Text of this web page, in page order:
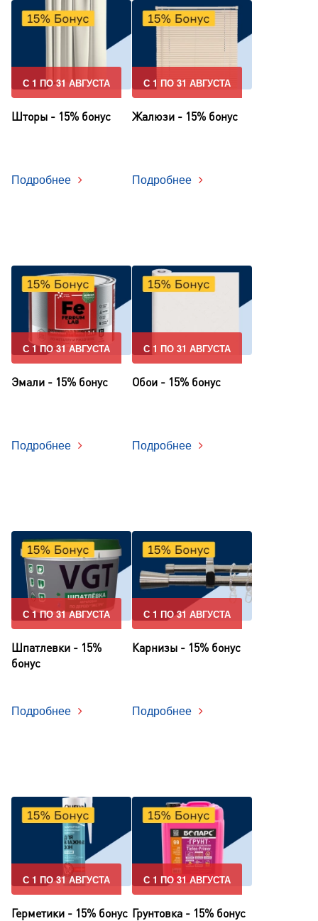
С 1 ПО 31 АВГУСТА
Шторы - 15% бонус
Подробнее
С 1 ПО 31 АВГУСТА
Жалюзи - 15% бонус
Подробнее
С 1 ПО 31 АВГУСТА
Эмали - 15% бонус
Подробнее
С 1 ПО 31 АВГУСТА
Обои - 15% бонус
Подробнее
С 1 ПО 31 АВГУСТА
Шпатлевки - 15%
бонус
Подробнее
С 1 ПО 31 АВГУСТА
Карнизы - 15% бонус
Подробнее
С 1 ПО 31 АВГУСТА
Герметики - 15% бонус
С 1 ПО 31 АВГУСТА
Грунтовка - 15% бонус